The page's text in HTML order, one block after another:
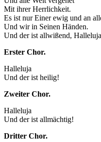
Mit ihrer Herrlichkeit.
Es ist nur Einer ewig und an
Und wir in Seinen Händen.
Und der ist allwißend,
Erster Chor.
Halleluja
Und der ist heilig!
Zweiter Chor.
Halleluja
Und der ist allmächtig!
Dritter Chor.